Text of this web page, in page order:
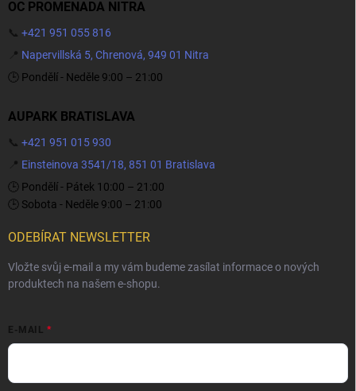
OC PROMENADA NITRA
📞 +421 951 055 816
📍 Napervillská 5, Chrenová, 949 01 Nitra
🕒 Pondělí - Neděle 9:00 – 21:00
AUPARK BRATISLAVA
📞 +421 951 015 930
📍 Einsteinova 3541/18, 851 01 Bratislava
🕒 Pondělí - Pátek 10:00 – 21:00
🕒 Sobota - Neděle 9:00 – 21:00
ODEBÍRAT NEWSLETTER
Vložte svůj e-mail a my vám budeme zasílat informace o nových
produktech na našem e-shopu.
E-MAIL